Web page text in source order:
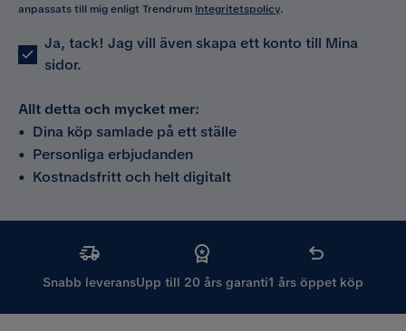
anpassats till mig enligt Trendrum Integritetspolicy.
Ja, tack! Jag vill även skapa ett konto till Mina
sidor.
Allt detta och mycket mer:
• Dina köp samlade på ett ställe
• Personliga erbjudanden
• Kostnadsfritt och helt digitalt
Snabb leveransUpp till 20 års garanti1 års öppet köp